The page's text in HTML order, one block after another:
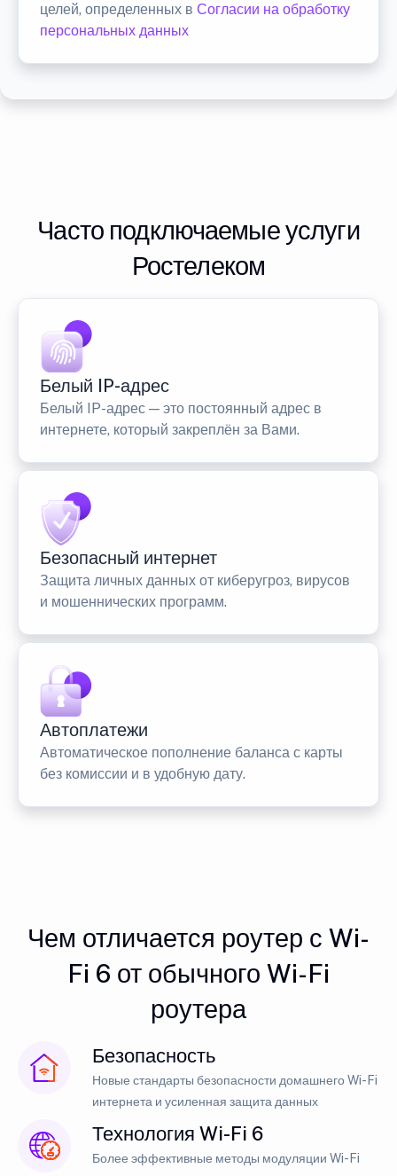
целей, определенных в Согласии на обработку
персональных данных
Часто подключаемые услуги
Ростелеком
Белый IP-адрес
Белый IP-адрес — это постоянный адрес в
интернете, который закреплён за Вами.
Безопасный интернет
Защита личных данных от киберугроз, вирусов
и мошеннических программ.
Автоплатежи
Автоматическое пополнение баланса с карты
без комиссии и в удобную дату.
Чем отличается роутер с Wi-
Fi 6 от обычного Wi-Fi
роутера
Безопасность
Новые стандарты безопасности домашнего Wi-Fi
интернета и усиленная защита данных
Технология Wi-Fi 6
Более эффективные методы модуляции Wi-Fi